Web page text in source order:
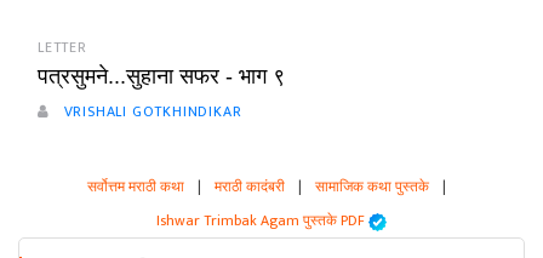
LETTER
पत्रसुमने...सुहाना सफर - भाग ९
VRISHALI GOTKHINDIKAR
सर्वोत्तम मराठी कथा | मराठी कादंबरी | सामाजिक कथा पुस्तके |
Ishwar Trimbak Agam पुस्तके PDF